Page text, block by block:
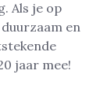
Als je op
en
jaar mee!